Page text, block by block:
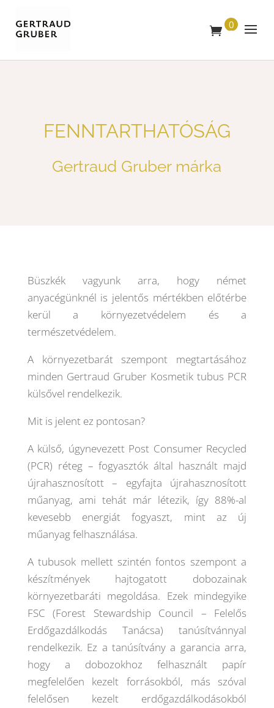
0
T
M
FENNTARTHATÓSÁG
Gertraud Gruber márka
Büszkék vagyunk arra, hogy német
anyacégünknél is jelentős mértékben előtérbe
kerül a környezetvédelem és a
természetvédelem.
A környezetbarát szempont megtartásához
minden Gertraud Gruber Kosmetik tubus PCR
külsővel rendelkezik.
Mit is jelent ez pontosan?
A külső, úgynevezett Post Consumer Recycled
(PCR) réteg – fogyasztók által használt majd
újrahasznosított – egyfajta újrahasznosított
műanyag, ami tehát már létezik, így 88%-al
kevesebb energiát fogyaszt, mint az új
műanyag felhasználása.
A tubusok mellett szintén fontos szempont a
készítmények hajtogatott dobozainak
környezetbaráti megoldása. Ezek mindegyike
FSC (Forest Stewardship Council – Felelős
Erdőgazdálkodás Tanácsa) tanúsítvánnyal
rendelkezik. Ez a tanúsítvány a garancia arra,
hogy a dobozokhoz felhasznált papír
megfelelően kezelt forrásokból, más szóval
felelősen kezelt erdőgazdálkodásokból